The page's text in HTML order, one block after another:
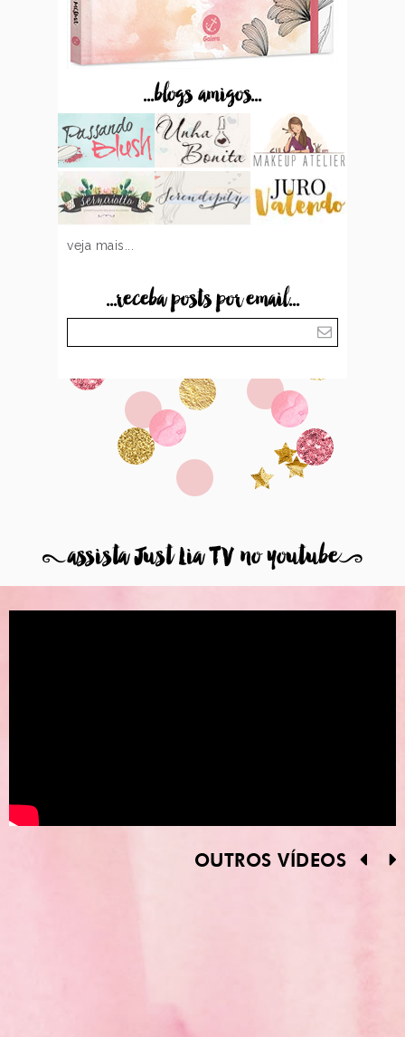
...blogs amigos...
veja mais...
...receba posts por email...
8assista Just Lia TV no youtube9
OUTROS VÍDEOS